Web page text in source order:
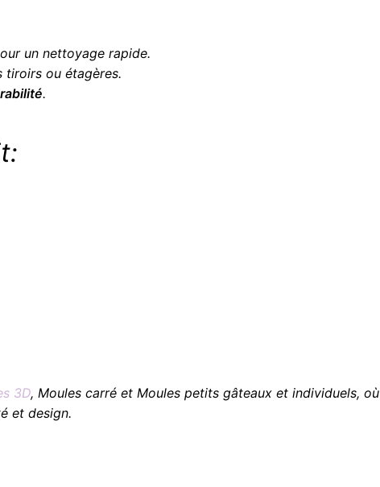
un nettoyage rapide.
tiroirs ou étagères.
.
3D, Moules carré et Moules petits gâteaux et individuels, où
et design.